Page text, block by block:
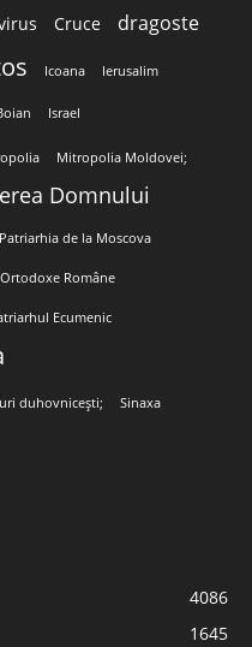
Cruce dragoste
Icoana Ierusalim
Israel
Mitropolia Moldovei;
Domnului
Patriarhia de la Moscova
Române
Ecumenic
duhovnicești; Sinaxa
4086
1645